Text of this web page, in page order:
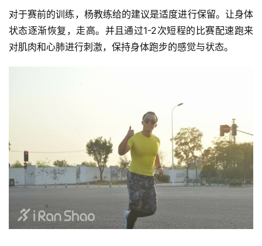
频
用
户
集
对于赛前的训练，杨教练给的建议是适度进行保留。让身体
状态逐渐恢复，走高。并且通过1-2次短程的比赛配速跑来
对肌肉和心肺进行刺激，保持身体跑步的感觉与状态。